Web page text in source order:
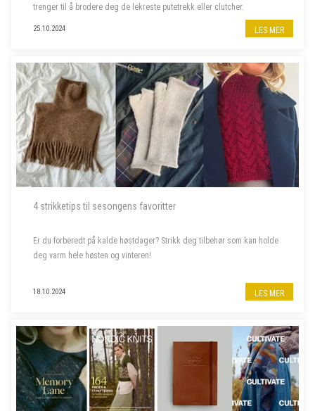
trenger til å brodere deg de lekreste putetrekk eller clutcher.
25.10.2024 LES MER
4 strikketips til sesongens favoritter
Er du forberedt på kalde høstdager? Strikk deg tilbehør som kan holde
deg varm hele høsten og vinteren!
18.10.2024 LES MER